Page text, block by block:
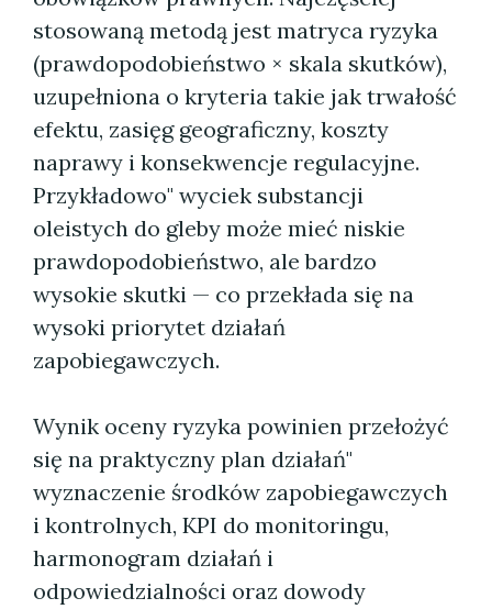
stosowaną metodą jest matryca ryzyka
(prawdopodobieństwo × skala skutków),
uzupełniona o kryteria takie jak trwałość
efektu, zasięg geograficzny, koszty
naprawy i konsekwencje regulacyjne.
Przykładowo" wyciek substancji
oleistych do gleby może mieć niskie
prawdopodobieństwo, ale bardzo
wysokie skutki — co przekłada się na
wysoki priorytet działań
zapobiegawczych.
Wynik oceny ryzyka powinien przełożyć
się na praktyczny plan działań"
wyznaczenie środków zapobiegawczych
i kontrolnych, KPI do monitoringu,
harmonogram działań i
odpowiedzialności oraz dowody